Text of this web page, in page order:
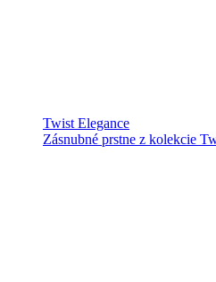
Twist Elegance
Zásnubné prstne z kolekcie